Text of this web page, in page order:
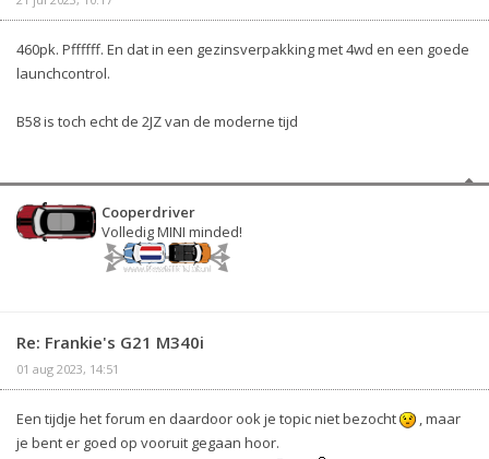
460pk. Pffffff. En dat in een gezinsverpakking met 4wd en een goede
launchcontrol.
B58 is toch echt de 2JZ van de moderne tijd
Cooperdriver
Volledig MINI minded!
Re: Frankie's G21 M340i
01 aug 2023, 14:51
Een tijdje het forum en daardoor ook je topic niet bezocht
, maar
je bent er goed op vooruit gegaan hoor.